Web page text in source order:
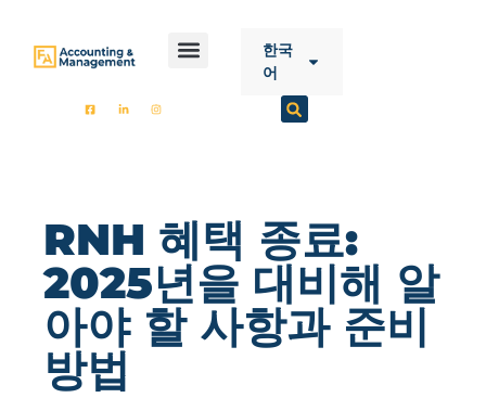
한국
어
RNH 혜택 종료:
2025년을 대비해 알
아야 할 사항과 준비
방법